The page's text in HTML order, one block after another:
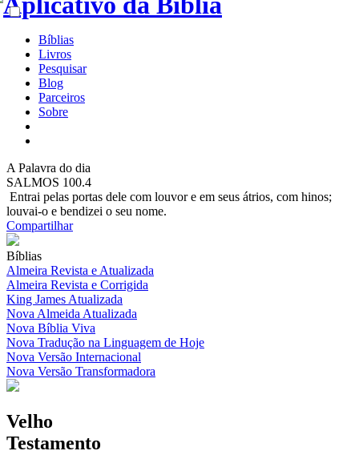
Bíblias
Livros
Pesquisar
Blog
Parceiros
Sobre
A Palavra do dia
SALMOS 100.4
Entrai pelas portas dele com louvor e em seus átrios, com hinos;
louvai-o e bendizei o seu nome.
Compartilhar
Bíblias
Almeira Revista e Atualizada
Almeira Revista e Corrigida
King James Atualizada
Nova Almeida Atualizada
Nova Bíblia Viva
Nova Tradução na Linguagem de Hoje
Nova Versão Internacional
Nova Versão Transformadora
Velho
Testamento